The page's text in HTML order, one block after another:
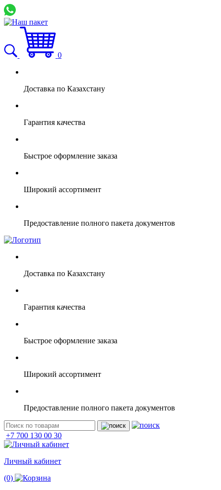
0
Доставка по Казахстану
Гарантия качества
Быстрое оформление заказа
Широкий ассортимент
Предоставление полного пакета документов
Доставка по Казахстану
Гарантия качества
Быстрое оформление заказа
Широкий ассортимент
Предоставление полного пакета документов
+7 700 130 00 30
Личный кабинет
(0)